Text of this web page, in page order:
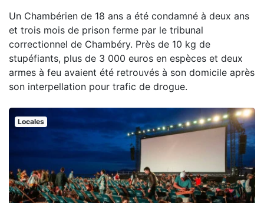
Un Chambérien de 18 ans a été condamné à deux ans
et trois mois de prison ferme par le tribunal
correctionnel de Chambéry. Près de 10 kg de
stupéfiants, plus de 3 000 euros en espèces et deux
armes à feu avaient été retrouvés à son domicile après
son interpellation pour trafic de drogue.
Locales